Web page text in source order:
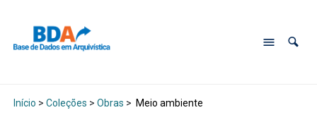
Início > Coleções > Obras > Meio ambiente